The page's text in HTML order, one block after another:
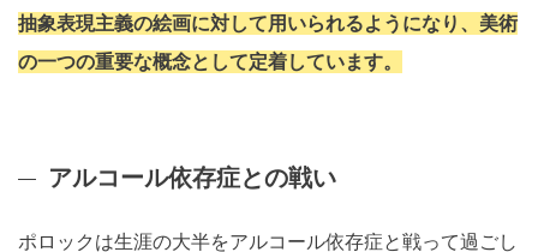
抽象表現主義の絵画に対して用いられるようになり、美術
の一つの重要な概念として定着しています。
アルコール依存症との戦い
ポロックは生涯の大半をアルコール依存症と戦って過ごし